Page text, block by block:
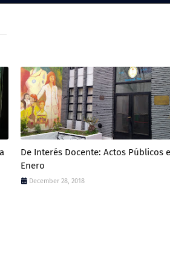
De Interés Docente: Actos Públicos
Enero
December 28, 2018